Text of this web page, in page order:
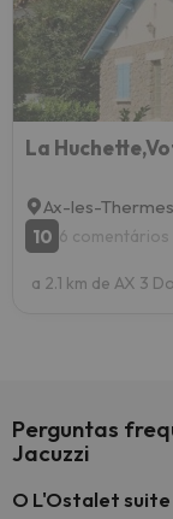
La
Ax-les-Thermes
10 6 comentários
a 2.1 km de AX 3
Perguntas
Jacuzzi
O L'Ostalet